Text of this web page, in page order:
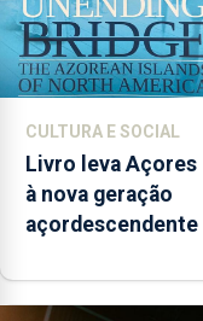
CULTURA E SOCIAL
Livro leva Açores
à nova geração
açordescendente